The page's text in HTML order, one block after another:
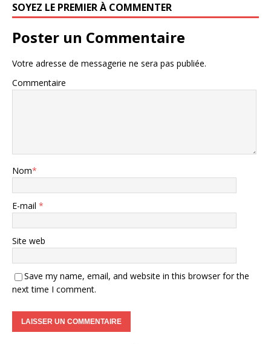
SOYEZ LE PREMIER À COMMENTER
Poster un Commentaire
Votre adresse de messagerie ne sera pas publiée.
Commentaire
Nom*
E-mail *
Site web
Save my name, email, and website in this browser for the
next time I comment.